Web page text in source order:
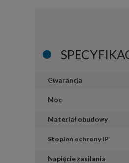
Gwarancja
Moc
Materiał obudowy
Stopień ochrony IP
Napięcie zasilania